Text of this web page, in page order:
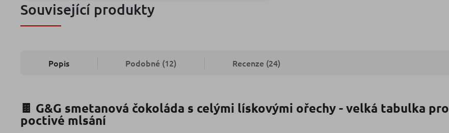
Související produkty
Popis Podobné (12) Recenze (24)
🍫 G&G smetanová čokoláda s celými lískovými ořechy - velká tabulka pro
poctivé mlsání